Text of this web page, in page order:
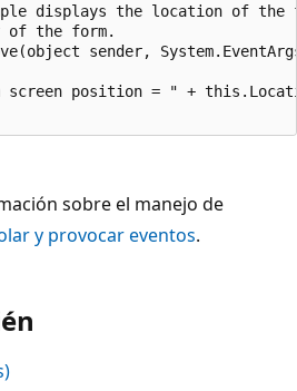
displays the location of the
of the form.
sender,
screen position = " +
sobre el manejo de
y provocar eventos.